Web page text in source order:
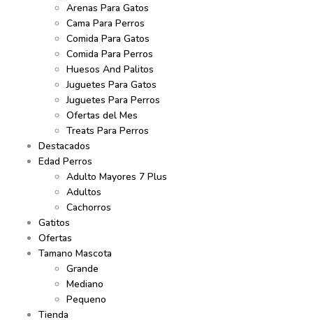
Arenas Para Gatos
Cama Para Perros
Comida Para Gatos
Comida Para Perros
Huesos And Palitos
Juguetes Para Gatos
Juguetes Para Perros
Ofertas del Mes
Treats Para Perros
Destacados
Edad Perros
Adulto Mayores 7 Plus
Adultos
Cachorros
Gatitos
Ofertas
Tamano Mascota
Grande
Mediano
Pequeno
Tienda